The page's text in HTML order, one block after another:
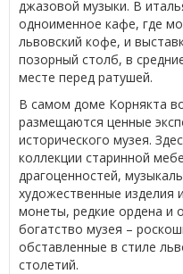
джазовой музыки. В
одноименное кафе, где
львовский кофе, и
позорный столб, в
месте перед ратушей.
В самом доме Корнякта
размещаются ценные
исторического музея.
коллекции старинной
драгоценностей,
художественные изделия
монеты, редкие ордена и
богатство музея –
обставленные в стиле
столетий.